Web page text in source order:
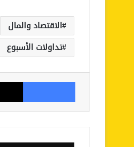
الاقتصاد والمال
تداولات الأسبوع
فيسبوك